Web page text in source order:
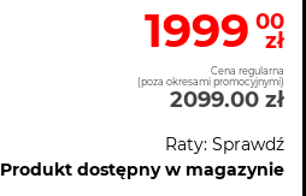
1999 00
zł
Cena regularna
(poza okresami promocyjnymi)
2099.00 zł
Raty: Sprawdź
Produkt dostępny w magazynie